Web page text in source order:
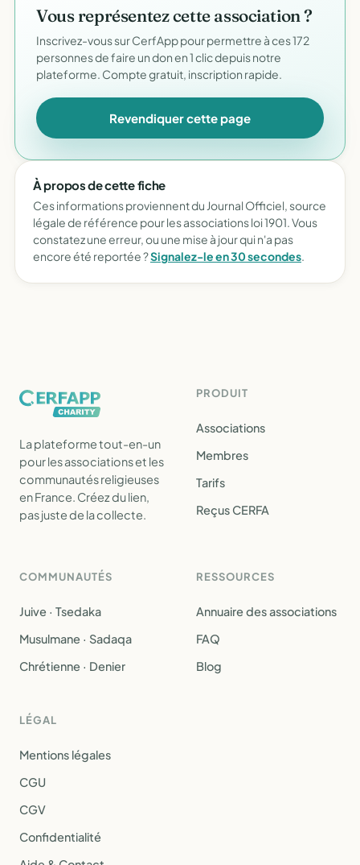
Vous représentez cette association ?
Inscrivez-vous sur CerfApp pour permettre à ces 172
personnes de faire un don en 1 clic depuis notre
plateforme. Compte gratuit, inscription rapide.
Revendiquer cette page
À propos de cette fiche
Ces informations proviennent du Journal Officiel, source
légale de référence pour les associations loi 1901. Vous
constatez une erreur, ou une mise à jour qui n'a pas
encore été reportée ?Signalez-le en 30 secondes.
La plateforme tout-en-un
pour les associations et les
communautés religieuses
en France. Créez du lien,
pas juste de la collecte.
PRODUIT
Associations
Membres
Tarifs
Reçus CERFA
COMMUNAUTÉS
Juive · Tsedaka
Musulmane · Sadaqa
Chrétienne · Denier
RESSOURCES
Annuaire des associations
FAQ
Blog
LÉGAL
Mentions légales
CGU
CGV
Confidentialité